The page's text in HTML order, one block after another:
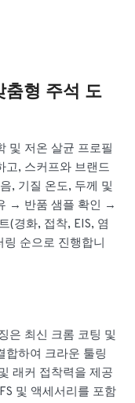
춤형 주석 도
및 저온 살균 프로필
고, 스커프와 브랜드
, 기질 온도, 두께 및
→ 반품 샘플 확인 →
(경화, 접착, EIS, 염
순으로 진행합니
은 최신 크롬 코팅 및
합하여 크라운 툴링
래커 접착력을 제공
및 액세서리를 포함